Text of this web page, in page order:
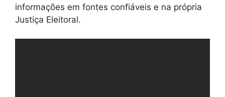
informações em fontes confiáveis e na própria
Justiça Eleitoral.